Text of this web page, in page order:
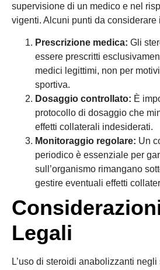
supervisione di un medico e nel
vigenti. Alcuni punti da considerare
Prescrizione medica: Gli
essere prescritti
medici legittimi, non per
sportiva.
Dosaggio controllato: È
protocollo di dosaggio che
effetti collaterali indesiderati.
Monitoraggio regolare: Un
periodico è essenziale per
sull’organismo rimangano
gestire eventuali effetti
Legali
L’uso di steroidi anabolizzanti